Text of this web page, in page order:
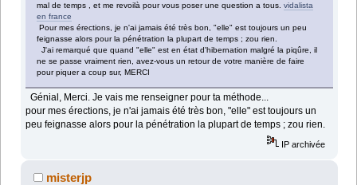
mal de temps , et me revoilà pour vous poser une question a tous.vidalista
en france
Pour mes érections, je n'ai jamais été très bon, "elle" est toujours un peu
feignasse alors pour la pénétration la plupart de temps ; zou rien.
J'ai remarqué que quand "elle" est en état d'hibernation malgré la piqûre, il
ne se passe vraiment rien, avez-vous un retour de votre manière de faire
pour piquer a coup sur, MERCI
Génial, Merci. Je vais me renseigner pour ta méthode...
pour mes érections, je n'ai jamais été très bon, "elle" est toujours un
peu feignasse alors pour la pénétration la plupart de temps ; zou rien.
IP archivée
misterjp